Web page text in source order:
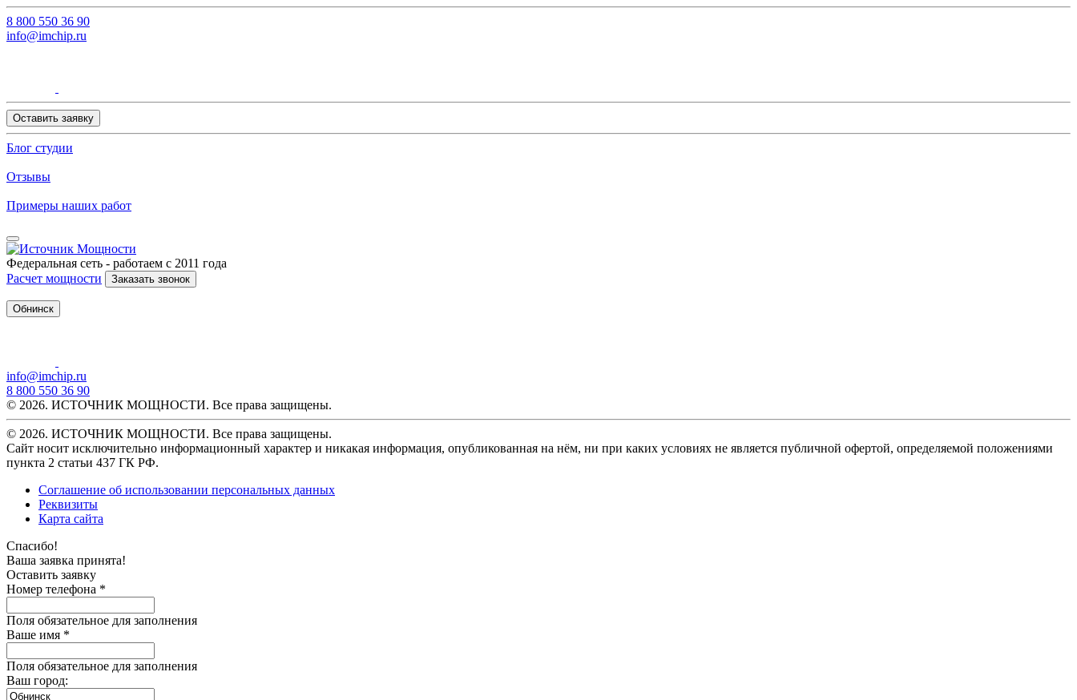
8 800 550 36 90
info@imchip.ru
Оставить заявку
Блог студии
Отзывы
Примеры наших работ
Федеральная сеть - работаем с 2011 года
Расчет мощности
Заказать звонок
Обнинск
info@imchip.ru
8 800 550 36 90
© 2026. ИСТОЧНИК МОЩНОСТИ. Все права защищены.
© 2026. ИСТОЧНИК МОЩНОСТИ. Все права защищены.
Сайт носит исключительно информационный характер и никакая информация, опубликованная на нём, ни при каких условиях не является публичной офертой, определяемой положениями
пункта 2 статьи 437 ГК РФ.
Соглашение об использовании персональных данных
Реквизиты
Карта сайта
Спасибо!
Ваша заявка принята!
Оставить заявку
Номер телефона *
Поля обязательное для заполнения
Ваше имя *
Поля обязательное для заполнения
Ваш город: